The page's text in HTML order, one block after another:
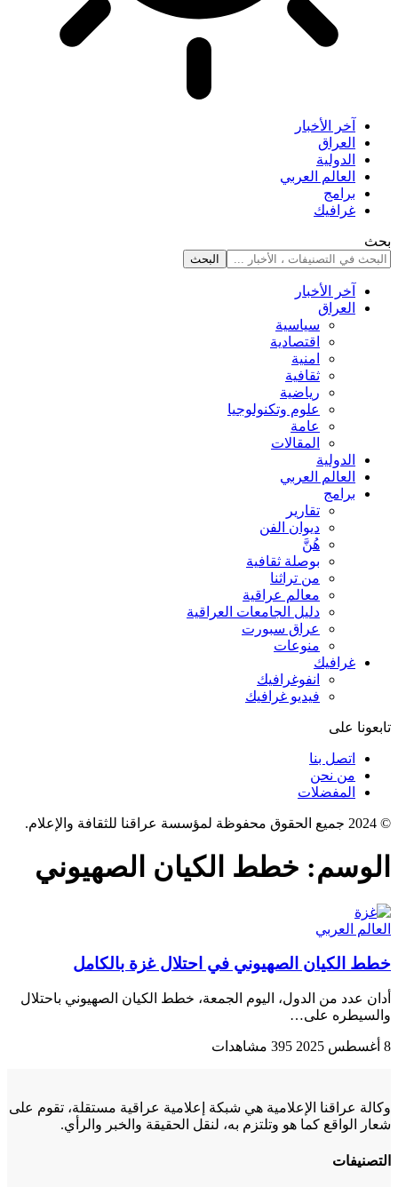
آخر الأخبار
العراق
الدولية
العالم العربي
برامج
غرافيك
بحث
آخر الأخبار
العراق
سياسية
اقتصادية
امنية
ثقافية
رياضية
علوم وتكنولوجيا
عامة
المقالات
الدولية
العالم العربي
برامج
تقارير
ديوان الفن
هُنَّ
بوصلة ثقافية
من تراثنا
معالم عراقية
دليل الجامعات العراقية
عراق سبورت
منوعات
غرافيك
انفوغرافيك
فيديو غرافيك
تابعونا على
اتصل بنا
من نحن
المفضلات
© 2024 جميع الحقوق محفوظة لمؤسسة عراقنا للثقافة والإعلام.
الوسم: خطط الکیان الصهیوني
العالم العربي
خطط الکیان الصهیوني في احتلال غزة بالکامل
أدان عدد من الدول، اليوم الجمعة، خطط الكيان الصهيوني باحتلال
والسیطره علی…
8 أغسطس 2025 395 مشاهدات
وكالة عراقنا الإعلامية هي شبكة إعلامية عراقية مستقلة، تقوم على
شعار الواقع كما هو وتلتزم به، لنقل الحقيقة والخبر والرأي.
التصنيفات